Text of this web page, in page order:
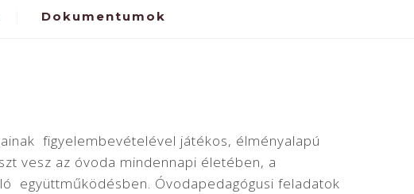
Dokumentumok
figyelembevételével játékos, élményalapú
vesz az óvoda mindennapi életében, a
együttműködésben. Óvodapedagógusi feladatok